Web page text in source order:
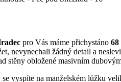
pro Vás máme přichystáno
nevynechali žádný detail a
stěny obložené masivním
se vyspíte na manželském lůžku